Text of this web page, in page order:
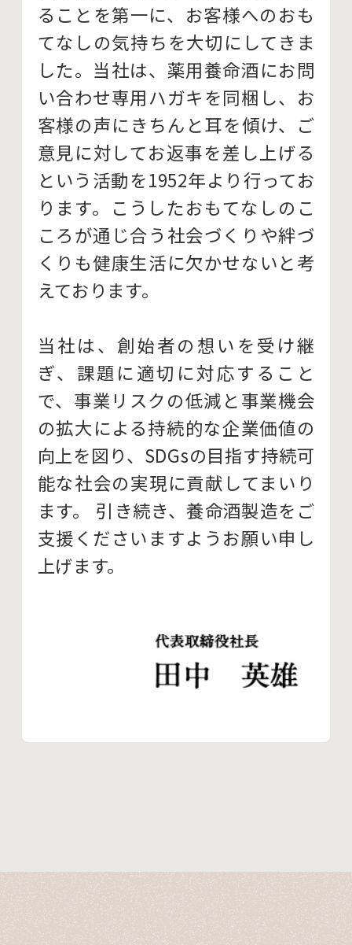
ることを第一に、お客様へのおも
てなしの気持ちを大切にしてきま
した。当社は、薬用養命酒にお問
い合わせ専用ハガキを同梱し、お
客様の声にきちんと耳を傾け、ご
意見に対してお返事を差し上げる
という活動を1952年より行ってお
ります。こうしたおもてなしのこ
ころが通じ合う社会づくりや絆づ
くりも健康生活に欠かせないと考
えております。
当社は、創始者の想いを受け継
ぎ、課題に適切に対応すること
で、事業リスクの低減と事業機会
の拡大による持続的な企業価値の
向上を図り、SDGsの目指す持続可
能な社会の実現に貢献してまいり
ます。 引き続き、養命酒製造をご
支援くださいますようお願い申し
上げます。